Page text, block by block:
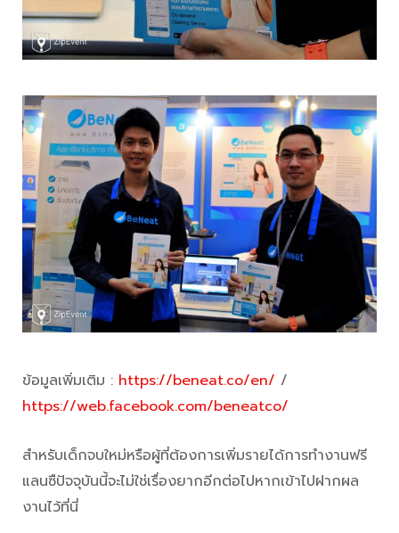
ข้อมูลเพิ่มเติม : https://beneat.co/en/ /
https://web.facebook.com/beneatco/
สำหรับเด็กจบใหม่หรือผู้ที่ต้องการเพิ่มรายได้การทำงานฟรี
แลนซืปัจจุบันนี้จะไม่ใช่เรื่องยากอีกต่อไปหากเข้าไปฝากผล
งานไว้ที่นี่